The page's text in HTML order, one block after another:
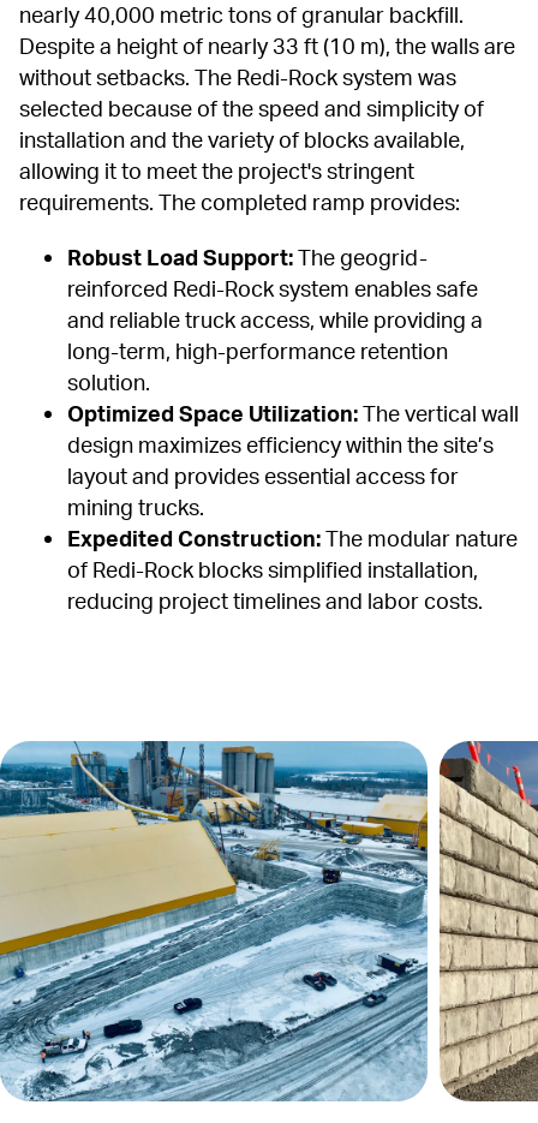
nearly 40,000 metric tons of granular backfill.
Despite a height of nearly 33 ft (10 m), the walls are
without setbacks. The Redi-Rock system was
selected because of the speed and simplicity of
installation and the variety of blocks available,
allowing it to meet the project's stringent
requirements. The completed ramp provides:
Robust Load Support: The geogrid-
reinforced Redi-Rock system enables safe
and reliable truck access, while providing a
long-term, high-performance retention
solution.
Optimized Space Utilization: The vertical wall
design maximizes efficiency within the site’s
layout and provides essential access for
mining trucks.
Expedited Construction: The modular nature
of Redi-Rock blocks simplified installation,
reducing project timelines and labor costs.